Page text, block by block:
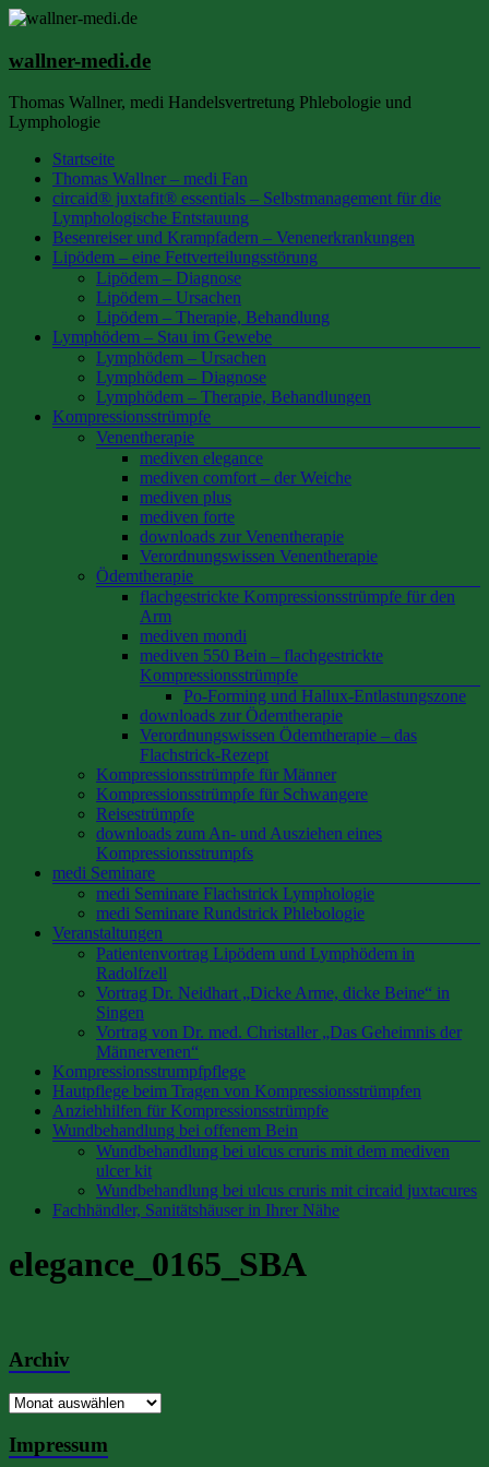
Zum
springen
wallner-medi.de
Thomas Wallner, medi Handelsvertretung Phlebologie und
Lymphologie
Menü
Startseite
Thomas Wallner – medi Fan
circaid® juxtafit® essentials – Selbstmanagement für die
Lymphologische Entstauung
Besenreiser und Krampfadern – Venenerkrankungen
Lipödem – eine Fettverteilungsstörung
Lipödem – Diagnose
Lipödem – Ursachen
Lipödem – Therapie, Behandlung
Lymphödem – Stau im Gewebe
Lymphödem – Ursachen
Lymphödem – Diagnose
Lymphödem – Therapie, Behandlungen
Kompressionsstrümpfe
Venentherapie
mediven elegance
mediven comfort – der Weiche
mediven plus
mediven forte
downloads zur Venentherapie
Verordnungswissen Venentherapie
Ödemtherapie
flachgestrickte Kompressionsstrümpfe für den
Arm
mediven mondi
mediven 550 Bein – flachgestrickte
Kompressionsstrümpfe
Po-Forming und Hallux-Entlastungszone
downloads zur Ödemtherapie
Verordnungswissen Ödemtherapie – das
Flachstrick-Rezept
Kompressionsstrümpfe für Männer
Kompressionsstrümpfe für Schwangere
Reisestrümpfe
downloads zum An- und Ausziehen eines
Kompressionsstrumpfs
medi Seminare
medi Seminare Flachstrick Lymphologie
medi Seminare Rundstrick Phlebologie
Veranstaltungen
Patientenvortrag Lipödem und Lymphödem in
Radolfzell
Vortrag Dr. Neidhart „Dicke Arme, dicke Beine“ in
Singen
Vortrag von Dr. med. Christaller „Das Geheimnis der
Männervenen“
Kompressionsstrumpfpflege
Hautpflege beim Tragen von Kompressionsstrümpfen
Anziehhilfen für Kompressionsstrümpfe
Wundbehandlung bei offenem Bein
Wundbehandlung bei ulcus cruris mit dem mediven
ulcer kit
Wundbehandlung bei ulcus cruris mit circaid juxtacures
Fachhändler, Sanitätshäuser in Ihrer Nähe
elegance_0165_SBA
Archiv
Archiv
Impressum